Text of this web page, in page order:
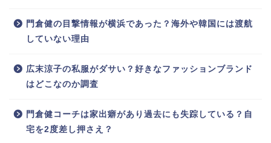
門倉健の目撃情報が横浜であった？海外や韓国には渡航
していない理由
広末涼子の私服がダサい？好きなファッションブランド
はどこなのか調査
門倉健コーチは家出癖があり過去にも失踪している？自
宅を2度差し押さえ？